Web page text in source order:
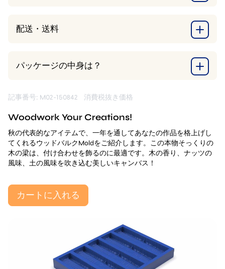
配送・送料
パッケージの中身は？
記事番号: M02-150842 消費税抜き価格
Woodwork Your Creations!
秋の代表的なアイテムで、一年を通してあなたの作品を格上げし
てくれるウッドバルクMoldをご紹介します。この本物そっくりの
木の梁は、付け合わせを飾るのに最適です。木の香り、ナッツの
風味、土の風味を吹き込む美しいキャンバス！
カートに入れる